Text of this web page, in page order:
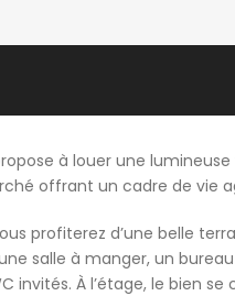
à louer une
offrant un cadre de vie
profiterez d’une belle
salle à manger, un
invités. À l’étage, le bien